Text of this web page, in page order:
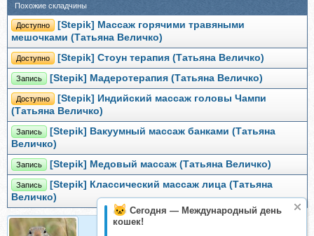
Сегодня — Международный день
кошек!
Похожие складчины
Доступно
[Stepik] Массаж горячими травяными
мешочками (Татьяна Величко)
Доступно [Stepik] Стоун терапия (Татьяна Величко)
Запись [Stepik] Мадеротерапия (Татьяна Величко)
Доступно
[Stepik] Индийский массаж головы Чампи
(Татьяна Величко)
Запись
[Stepik] Вакуумный массаж банками (Татьяна
Величко)
Запись [Stepik] Медовый массаж (Татьяна Величко)
Запись
[Stepik] Классический массаж лица (Татьяна
Величко)